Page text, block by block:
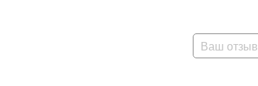
Ваш отзыв